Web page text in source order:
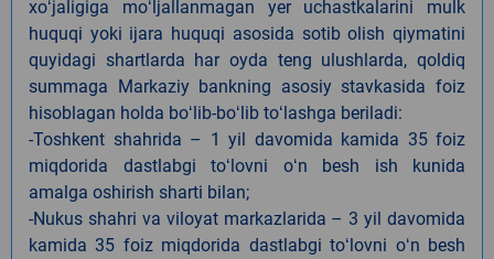
xoʻjaligiga moʻljallanmagan yer uchastkalarini mulk
huquqi yoki ijara huquqi asosida sotib olish qiymatini
quyidagi shartlarda har oyda teng ulushlarda, qoldiq
summaga Markaziy bankning asosiy stavkasida foiz
hisoblagan holda boʻlib-boʻlib toʻlashga beriladi:
-Toshkent shahrida – 1 yil davomida kamida 35 foiz
miqdorida dastlabgi toʻlovni oʻn besh ish kunida
amalga oshirish sharti bilan;
-Nukus shahri va viloyat markazlarida – 3 yil davomida
kamida 35 foiz miqdorida dastlabgi toʻlovni oʻn besh